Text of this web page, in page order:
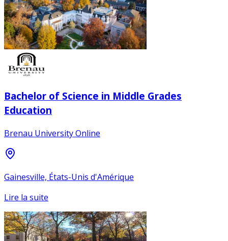
Bachelor of Science in Middle Grades
Education
Brenau University Online
Gainesville, États-Unis d'Amérique
Lire la suite